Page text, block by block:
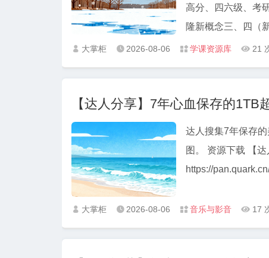
高分、四六级、考研、托福/
 大掌柜  2026-08-06  学课资源库  21
【达人分享】7年心血保存的1TB
达人搜集7年保存
图。 资源下载 【达人分享】达人7年保存的1TB超高清美女街拍套图 夸克：
https://
 大掌柜  2026-08-06  音乐与影音  17